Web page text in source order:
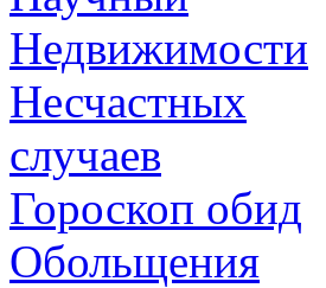
Недвижимости
Несчастных
случаев
Гороскоп обид
Обольщения